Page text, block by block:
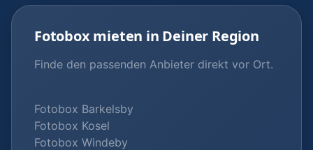
Fotobox mieten in Deiner Region
Finde den passenden Anbieter direkt vor Ort.
Fotobox Barkelsby
Fotobox Kosel
Fotobox Windeby